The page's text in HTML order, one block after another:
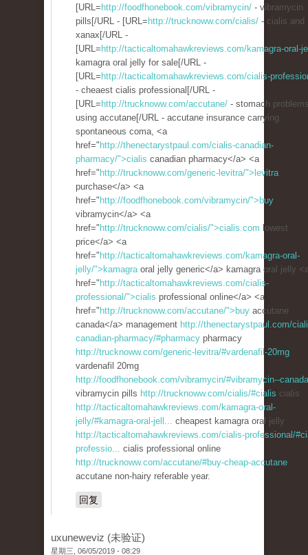
[URL= http://foodfhonebook.com/vibramycin/ - vibramycin
pills[/URL - [URL= http://trucknoww.com/cialis/ - cialis and
xanax[/URL -
[URL= http://tacticaltomahawkreviews.com/kamagra-oral-
kamagra oral jelly for sale[/URL -
[URL= http://tacticaltomahawkreviews.com/cialis-
- cheaest cialis professional[/URL -
[URL= http://trucknoww.com/accutane/ - stomach
using accutane[/URL - accutane insurance carrying
spontaneous coma, <a
href=" http://thenectarystpaul.com/cialis-canadian-
pharmacy/">cialis canadian pharmacy</a> <a
href=" http://trucknoww.com/generic-levitra/">levitra
purchase</a> <a
href=" http://foodfhonebook.com/vibramycin/">buy
vibramycin</a> <a
href=" http://trucknoww.com/cialis/">cialis.com lowest
price</a> <a
href=" http://tacticaltomahawkreviews.com/kamagra-oral-
jelly/">kamagraoral jelly generic</a> kamagra oral jelly
href=" http://tacticaltomahawkreviews.com/cialis-
professional/">cialis professional online</a> <a
href=" http://trucknoww.com/accutane/">buy accutane
canada</a> management http://thenectarystpaul.com/
canadian-pharmacy/#pharmacy pharmacy
http://trucknoww.com/generic-levitra/#vardenafil-20mg
vardenafil 20mg
http://foodfhonebook.com/vibramycin/#vibramycin--canada
vibramycin pills http://trucknoww.com/cialis/#cialis cialis
http://tacticaltomahawkreviews.com/kamagra-oral-
jelly/#kamagra-oral-jell... cheapest kamagra oral jelly
http://tacticaltomahawkreviews.com/cialis-professional/
professio... cialis professional online
http://trucknoww.com/accutane/#buy-cheap-accutane
accutane non-hairy referable year.
回复
uxuneweviz (未验证)
星期三, 06/05/2019 - 08:29